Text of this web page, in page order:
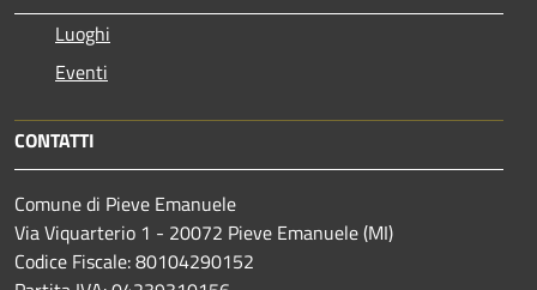
Luoghi
Eventi
CONTATTI
Comune di Pieve Emanuele
Via Viquarterio 1 - 20072 Pieve Emanuele (MI)
Codice Fiscale: 80104290152